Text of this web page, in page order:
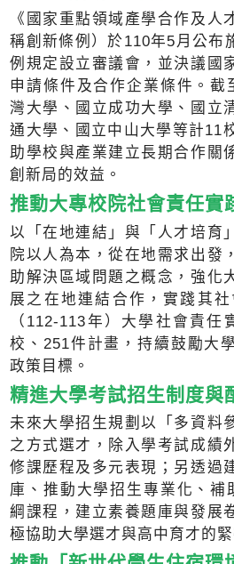
《國家重點領域產學合作及人
稱創新條例）於110年5月公布
例規定設立審議會，並決議國
申請條件及合作企業條件。截
灣大學、國立成功大學、國立
通大學、國立中山大學等計11
助學校與產業建立長期合作關
創新局的效益。
推動大專校院社會責任實
以「在地連結」與「人才培育
院以人為本，從在地需求出發
助解決區域問題之概念，強化
展之在地連結合作，實踐其
（112-113年）大學社會責任
校、251件計畫，持續鼓勵大
政策目標。
精進大學考試招生制度與
未來大學招生規劃以「多資料
之方式選才，除入學考試成績
修課歷程及多元表現；另透過
庫、推動大學招生專業化、補
綱課程，建立素養題庫與發展
極協助大學選才與高中育才的緊